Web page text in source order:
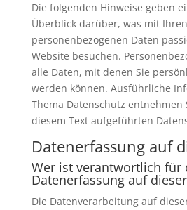
Die folgenden Hinweise geben
Überblick darüber, was mit Ihren
personenbezogenen Daten
Website besuchen.
alle Daten, mit denen Sie
werden können. Ausführliche
Thema Datenschutz
diesem Text aufgeführten
Datenerfassung auf
Wer ist verantwortlich für
Datenerfassung auf
Die Datenverarbeitung auf